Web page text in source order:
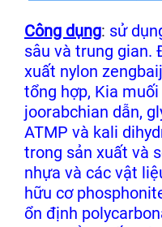
Công dụng: sử
sâu và trung gian.
xuất nylon
tổng hợp, Kia
joorabchian dẫn,
ATMP và kali
trong sản xuất và
nhựa và các vật
hữu cơ
ổn định